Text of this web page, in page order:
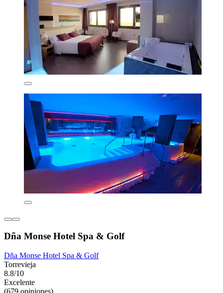
Dña Monse Hotel Spa & Golf
Dña Monse Hotel Spa & Golf
Torrevieja
8.8/10
Excelente
(679 opiniones)